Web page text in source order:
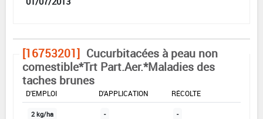
[16753201] Cucurbitacées à peau non
comestible*Trt Part.Aer.*Maladies des
taches brunes
DOSE MAX
D'EMPLOI
D'APPLICATION
RÉCOLTE
2 kg/ha - -